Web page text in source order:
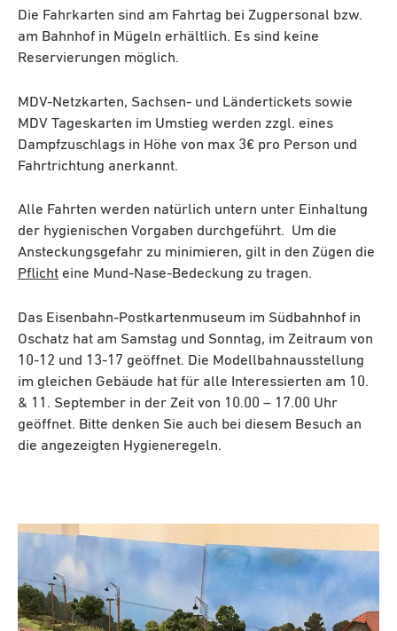
Die Fahrkarten sind am Fahrtag bei Zugpersonal bzw.
am Bahnhof in Mügeln erhältlich. Es sind keine
Reservierungen möglich.
MDV-Netzkarten, Sachsen- und Ländertickets sowie
MDV Tageskarten im Umstieg werden zzgl. eines
Dampfzuschlags in Höhe von max 3€ pro Person und
Fahrtrichtung anerkannt.
Alle Fahrten werden natürlich untern unter Einhaltung
der hygienischen Vorgaben durchgeführt. Um die
Ansteckungsgefahr zu minimieren, gilt in den Zügen die
Pflicht eine Mund-Nase-Bedeckung zu tragen.
Das Eisenbahn-Postkartenmuseum im Südbahnhof in
Oschatz hat am Samstag und Sonntag, im Zeitraum von
10-12 und 13-17 geöffnet. Die Modellbahnausstellung
im gleichen Gebäude hat für alle Interessierten am 10.
& 11. September in der Zeit von 10.00 – 17.00 Uhr
geöffnet. Bitte denken Sie auch bei diesem Besuch an
die angezeigten Hygieneregeln.